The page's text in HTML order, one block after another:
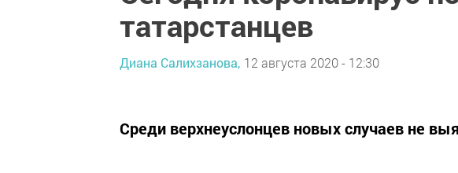
татарстанцев
Диана Салихзанова, 12 августа 2020 - 12:30
Среди верхнеуслонцев новых случаев не